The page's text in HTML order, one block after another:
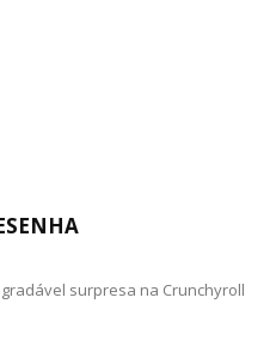
surpresa na Crunchyroll